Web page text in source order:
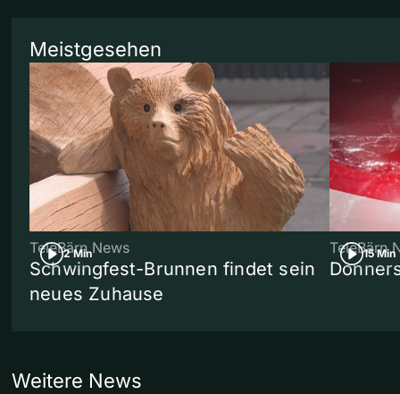
Meistgesehen
2 Min
TeleBärn News
Schwingfest-Brunnen findet sein
neues Zuhause
15 Min
TeleBärn
Weitere News